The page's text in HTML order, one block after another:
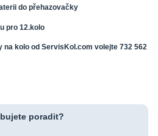
do přehazovačky
pro 12.kolo
na kolo od ServisKol.com volejte 732 562
poradit?